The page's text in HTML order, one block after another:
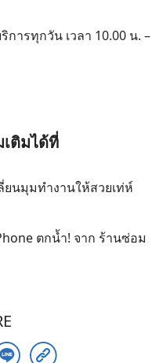
ารทุกวัน เวลา 10.00 น. –
ติมได้ที่
ยนมุมทำงานให้สวยเท่ห์
ตกน้ำ! จาก ร้านซ่อม